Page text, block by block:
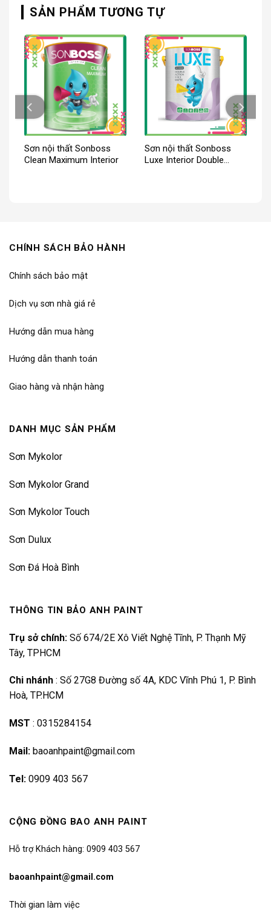
SẢN PHẨM TƯƠNG TỰ
Sơn nội thất Sonboss
Clean Maximum Interior
Sơn nội thất Sonboss
Luxe Interior Double
CHÍNH SÁCH BẢO HÀNH
Chính sách bảo mật
Dịch vụ sơn nhà giá rẻ
Hướng dẫn mua hàng
Hướng dẫn thanh toán
Giao hàng và nhận hàng
DANH MỤC SẢN PHẨM
Sơn Mykolor
Sơn Mykolor Grand
Sơn Mykolor Touch
Sơn Dulux
Sơn Đá Hoà Bình
THÔNG TIN BẢO ANH PAINT
Trụ sở chính: Số 674/2E Xô Viết Nghệ Tĩnh, P. Thạnh Mỹ
Tây, TPHCM
Chi nhánh : Số 27G8 Đường số 4A, KDC Vĩnh Phú 1, P. Bình
Hoà, TP.HCM
MST : 0315284154
Mail: baoanhpaint@gmail.com
Tel: 0909 403 567
CỘNG ĐỒNG BAO ANH PAINT
Hỗ trợ Khách hàng: 0909 403 567
baoanhpaint@gmail.com
Thời gian làm việc